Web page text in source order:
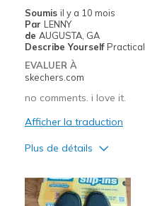
Soumis il y a 10 mois
Par LENNY
de AUGUSTA, GA
Describe Yourself Practical
EVALUER À
skechers.com
no comments. i love it.
Afficher la traduction
Plus de détails
Attractive Design